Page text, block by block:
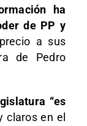
ha
de PP y
a sus
de Pedro
“es
claros en el